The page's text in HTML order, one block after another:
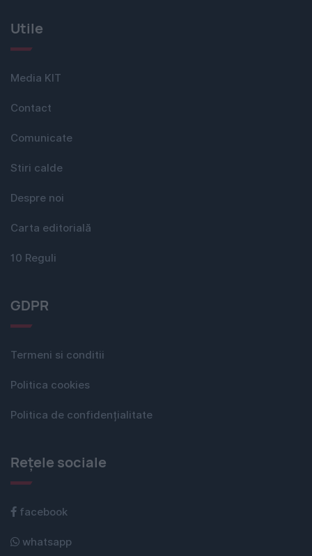
Utile
Media KIT
Contact
Comunicate
Stiri calde
Despre noi
Carta editorială
10 Reguli
GDPR
Termeni si conditii
Politica cookies
Politica de confidențialitate
Rețele sociale
facebook
whatsapp